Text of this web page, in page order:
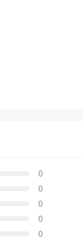
0
0
0
0
0